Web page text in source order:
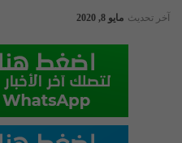
آخر تحديث مايو 8, 2020